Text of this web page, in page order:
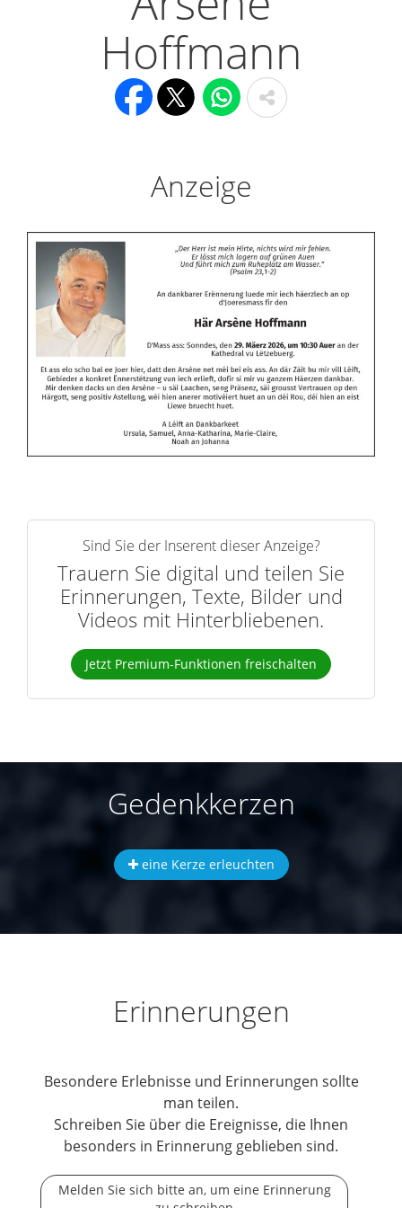
Hoffmann
Anzeige
Sind Sie der Inserent dieser Anzeige?
Trauern Sie digital und teilen Sie
Erinnerungen, Texte, Bilder und
Videos mit Hinterbliebenen.
Jetzt Premium-Funktionen freischalten
Gedenkkerzen
eine Kerze erleuchten
Erinnerungen
Besondere Erlebnisse und Erinnerungen sollte
man teilen.
Schreiben Sie über die Ereignisse, die Ihnen
besonders in Erinnerung geblieben sind.
Melden Sie sich bitte an, um eine Erinnerung